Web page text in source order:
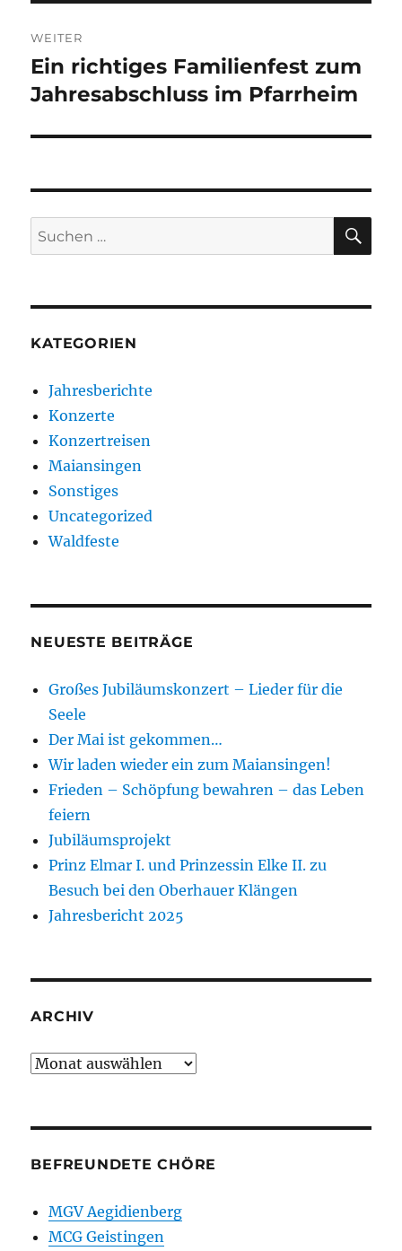
WEITER
Nächster
Beitrag:
Ein richtiges Familienfest zum
Jahresabschluss im Pfarrheim
Suchen
nach:
KATEGORIEN
Jahresberichte
Konzerte
Konzertreisen
Maiansingen
Sonstiges
Uncategorized
Waldfeste
NEUESTE BEITRÄGE
Großes Jubiläumskonzert – Lieder für die
Seele
Der Mai ist gekommen…
Wir laden wieder ein zum Maiansingen!
Frieden – Schöpfung bewahren – das Leben
feiern
Jubiläumsprojekt
Prinz Elmar I. und Prinzessin Elke II. zu
Besuch bei den Oberhauer Klängen
Jahresbericht 2025
ARCHIV
Archiv
BEFREUNDETE CHÖRE
MGV Aegidienberg
MCG Geistingen